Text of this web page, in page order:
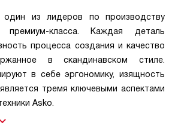
из лидеров по производству
премиум-класса. Каждая деталь
процесса создания и качество
в скандинавском стиле.
в себе эргономику, изящность
тремя ключевыми аспектами
Asko.